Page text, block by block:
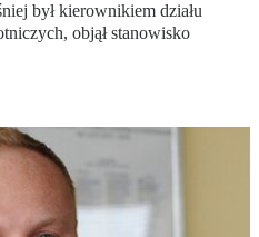
był kierownikiem działu
objął stanowisko